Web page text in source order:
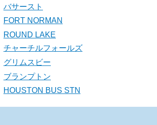
バサースト
FORT NORMAN
ROUND LAKE
チャーチルフォールズ
グリムスビー
ブランプトン
HOUSTON BUS STN